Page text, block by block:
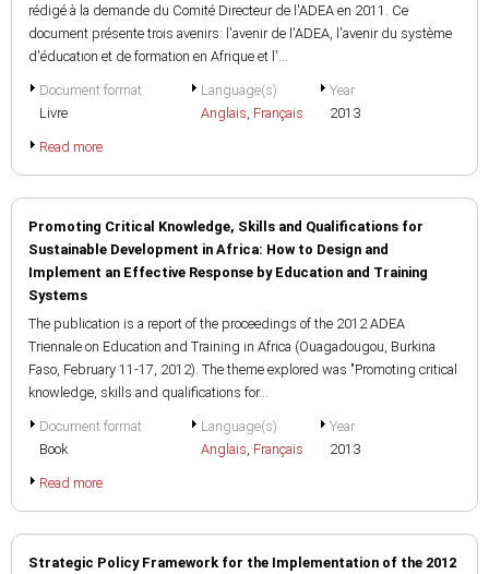
rédigé à la demande du Comité Directeur de l'ADEA en 2011. Ce
document présente trois avenirs: l'avenir de l'ADEA, l'avenir du système
d'éducation et de formation en Afrique et l'...
Document format
Livre
Language(s)
Anglais Français
Year
2013
Read more
Promoting Critical Knowledge, Skills and Qualifications for
Sustainable Development in Africa: How to Design and
Implement an Effective Response by Education and Training
Systems
The publication is a report of the proceedings of the 2012 ADEA
Triennale on Education and Training in Africa (Ouagadougou, Burkina
Faso, February 11-17, 2012). The theme explored was "Promoting critical
knowledge, skills and qualifications for...
Document format
Book
Language(s)
Anglais Français
Year
2013
Read more
Strategic Policy Framework for the Implementation of the 2012